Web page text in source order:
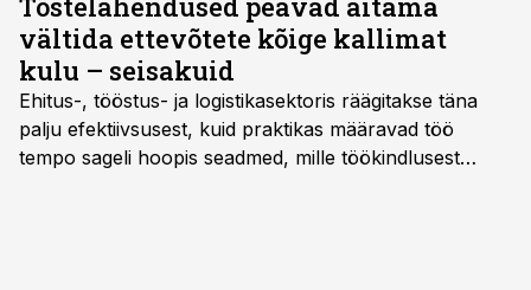
vältida ettevõtete kõige kallimat
kulu – seisakuid
Ehitus-, tööstus- ja logistikasektoris räägitakse täna
palju efektiivsusest, kuid praktikas määravad töö
tempo sageli hoopis seadmed, mille töökindlusest